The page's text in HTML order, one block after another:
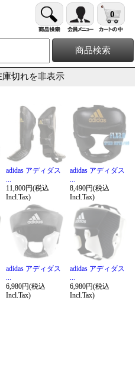
0
庫切れを非表示
adidas アディダス
...
11,800円(税込
Incl.Tax)
adidas アディダス
...
8,490円(税込
Incl.Tax)
adidas アディダス
...
6,980円(税込
Incl.Tax)
adidas アディダス
...
6,980円(税込
Incl.Tax)